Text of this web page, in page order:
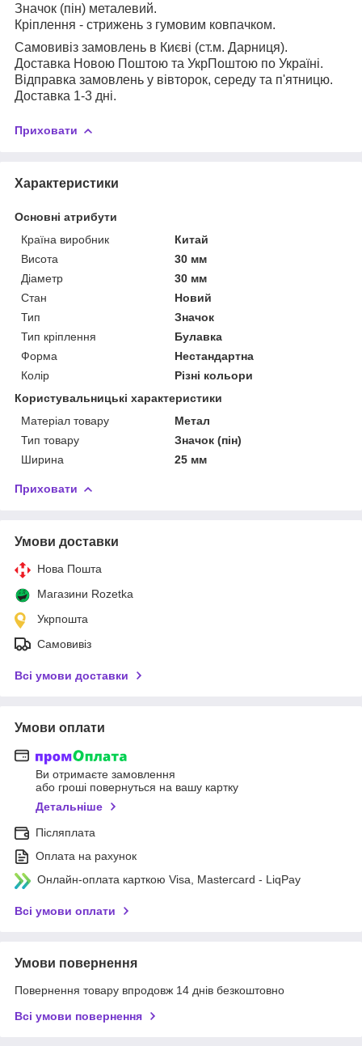
Значок (пін) металевий.
Кріплення - стрижень з гумовим ковпачком.
Самовивіз замовлень в Києві (ст.м. Дарниця).
Доставка Новою Поштою та УкрПоштою по Україні.
Відправка замовлень у вівторок, середу та п'ятницю.
Доставка 1-3 дні.
Приховати
Характеристики
Основні атрибути
Країна виробник
Китай
Висота
30 мм
Діаметр
30 мм
Стан
Новий
Тип
Значок
Тип кріплення
Булавка
Форма
Нестандартна
Колір
Різні кольори
Користувальницькі характеристики
Матеріал товару
Метал
Тип товару
Значок (пін)
Ширина
25 мм
Приховати
Умови доставки
Нова Пошта
Магазини Rozetka
Укрпошта
Самовивіз
Всі умови доставки
Умови оплати
Ви отримаєте замовлення
або гроші повернуться на вашу картку
Детальніше
Післяплата
Оплата на рахунок
Онлайн-оплата карткою Visa, Mastercard - LiqPay
Всі умови оплати
Умови повернення
Повернення товару впродовж 14 днів безкоштовно
Всі умови повернення